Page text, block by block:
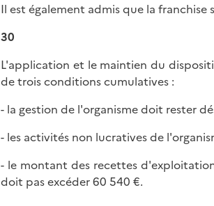
Il est également admis que la
30
L'application et le maintien du
de trois conditions cumulatives :
- la gestion de l'organisme doit rester
- les activités non lucratives de
- le montant des recettes
doit pas excéder 60 540 €.